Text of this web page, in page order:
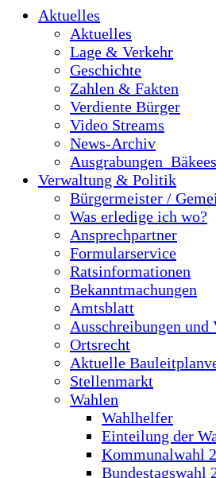
Aktuelles
Aktuelles
Lage & Verkehr
Geschichte
Zahlen & Fakten
Verdiente Bürger
Video Streams
News-Archiv
Verwaltung & Politik
Bürgermeister /
Was erledige ich wo?
Ansprechpartner
Formularservice
Ratsinformationen
Bekanntmachungen
Amtsblatt
Ausschreibungen und
Ortsrecht
Aktuelle
Stellenmarkt
Wahlen
Wahlhelfer
Einteilung der
Kommunalwahl
Bundestagswahl